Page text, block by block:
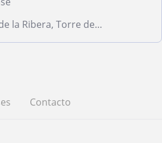
Oviedo, Folgoso de la Ribera, Torre del Bierzo
Contacto